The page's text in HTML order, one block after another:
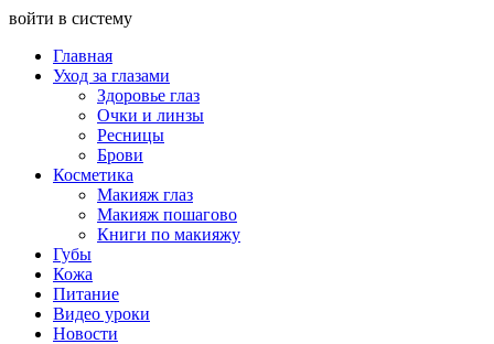
войти в систему
Главная
Уход за глазами
Здоровье глаз
Очки и линзы
Ресницы
Брови
Косметика
Макияж глаз
Макияж пошагово
Книги по макияжу
Губы
Кожа
Питание
Видео уроки
Новости